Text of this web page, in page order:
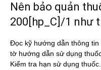
Nên bảo quản
200[hp_C]/1 như
Đọc kỹ hướng dẫn thông
tờ hướng dẫn sử dụng
Kiểm tra hạn sử dụng